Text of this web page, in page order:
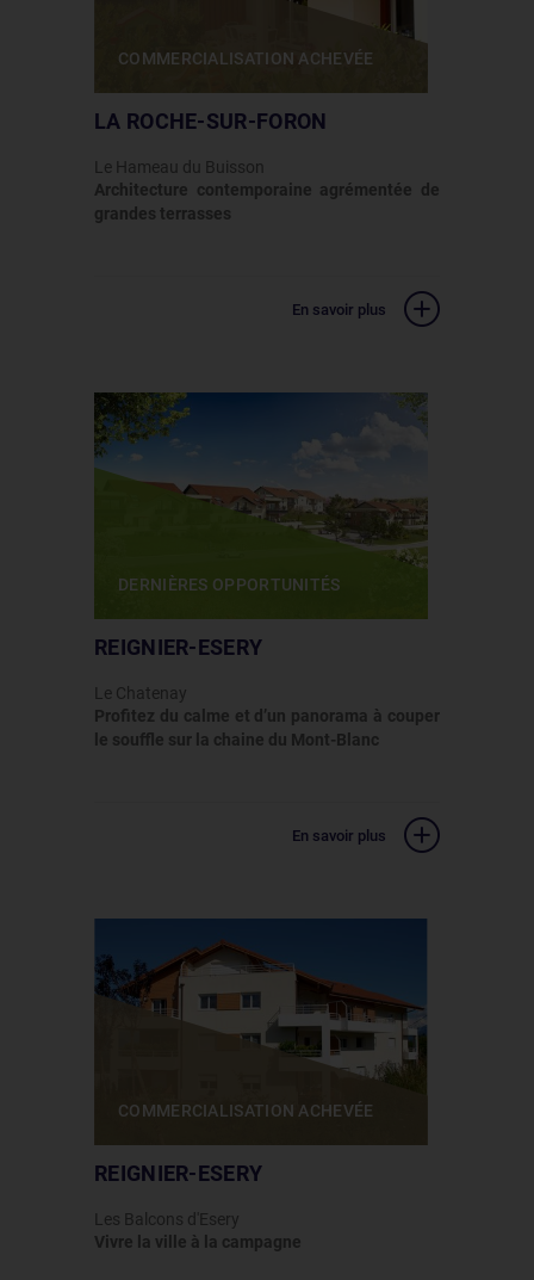
COMMERCIALISATION ACHEVÉE
LA ROCHE-SUR-FORON
Le Hameau du Buisson
Architecture contemporaine agrémentée de
grandes terrasses
En savoir plus
DERNIÈRES OPPORTUNITÉS
REIGNIER-ESERY
Le Chatenay
Profitez du calme et d’un panorama à couper
le souffle sur la chaine du Mont-Blanc
En savoir plus
COMMERCIALISATION ACHEVÉE
REIGNIER-ESERY
Les Balcons d'Esery
Vivre la ville à la campagne